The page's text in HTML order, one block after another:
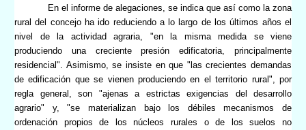
En el informe de alegaciones, se indica que así como la zona
rural del concejo ha ido reduciendo a lo largo de los últimos años el
nivel de la actividad agraria, "en la misma medida se viene
produciendo una creciente presión edificatoria, principalmente
residencial". Asimismo, se insiste en que "las crecientes demandas
de edificación que se vienen produciendo en el territorio rural", por
regla general, son "ajenas a estrictas exigencias del desarrollo
agrario" y, "se materializan bajo los débiles mecanismos de
ordenación propios de los núcleos rurales o de los suelos no